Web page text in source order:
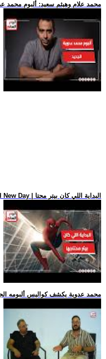
.. محمد علام وهيثم سعيد: ألبوم محمد
.. فيلم Spider-Man: Brand New Day | البداية اللي كان بيتر محتا
.. محمد عدوية يكشف كواليس ألبومه